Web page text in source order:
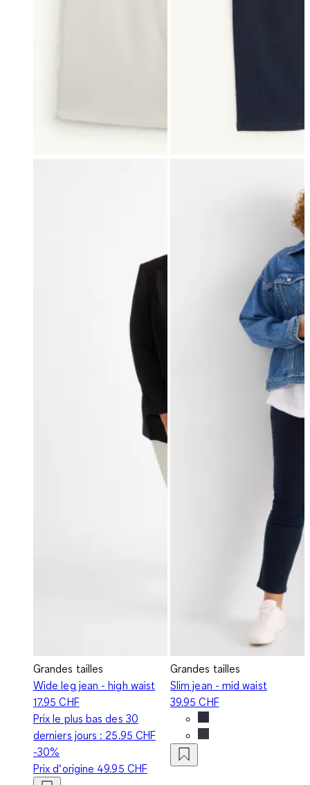
Grandes tailles
Wide leg jean - high waist
17.95 CHF
Prix le plus bas des 30
derniers jours : 25.95 CHF
-30%
Prix d‘origine 49.95 CHF
Grandes tailles
Slim jean - mid waist
39.95 CHF